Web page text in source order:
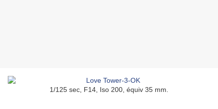
1/125 sec, F14, Iso 200, équiv 35 mm.